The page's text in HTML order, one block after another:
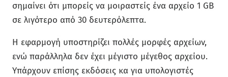
σημαίνει ότι μπορείς να μοιραστείς ένα αρχείο 1 GB
σε λιγότερο από 30 δευτερόλεπτα.
Η εφαρμογή υποστηρίζει πολλές μορφές αρχείων,
ενώ παράλληλα δεν έχει μέγιστο μέγεθος αρχείου.
Υπάρχουν επίσης εκδόσεις κα για υπολογιστές